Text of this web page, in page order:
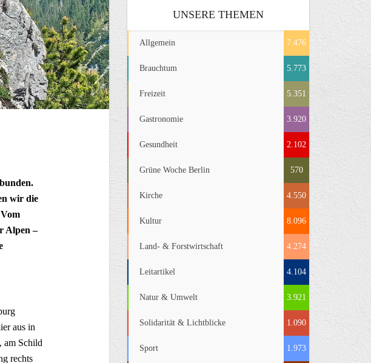
wir die
Alpen –
aus in
am Schild
rechts
UNSERE THEMEN
Allgemein 7.476
Brauchtum 5.773
Freizeit 5.351
Gastronomie 3.920
Gesundheit 2.102
Grüne Woche Berlin 570
Kirche 4.550
Kultur 8.096
Land- & Forstwirtschaft 4.274
Leitartikel 4.104
Natur & Umwelt 3.921
Solidarität & Lichtblicke 1.090
Sport 1.973